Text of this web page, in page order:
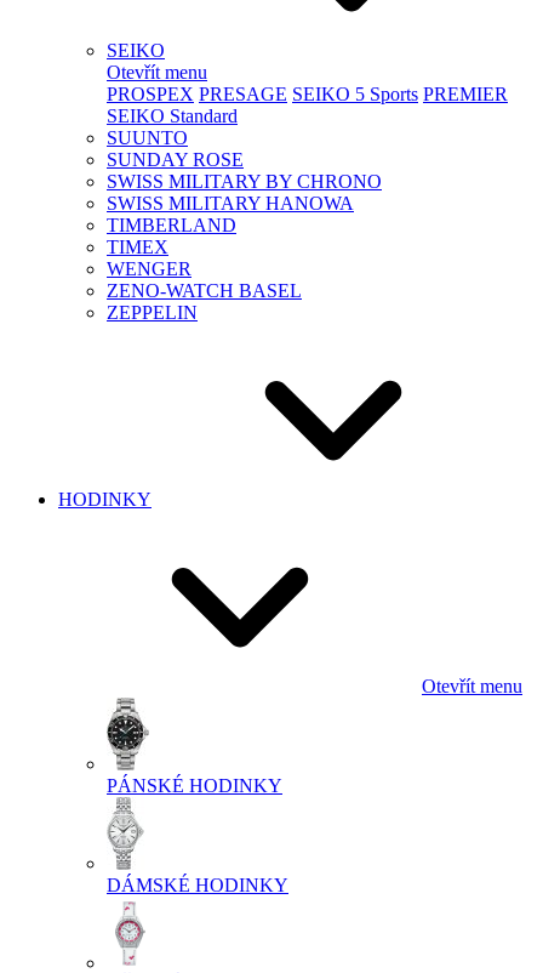
SEIKO
Otevřít menu
PROSPEX PRESAGE SEIKO 5 Sports PREMIER
SEIKO Standard
SUUNTO
SUNDAY ROSE
SWISS MILITARY BY CHRONO
SWISS MILITARY HANOWA
TIMBERLAND
TIMEX
WENGER
ZENO-WATCH BASEL
ZEPPELIN
HODINKY
Otevřít menu
PÁNSKÉ HODINKY
DÁMSKÉ HODINKY